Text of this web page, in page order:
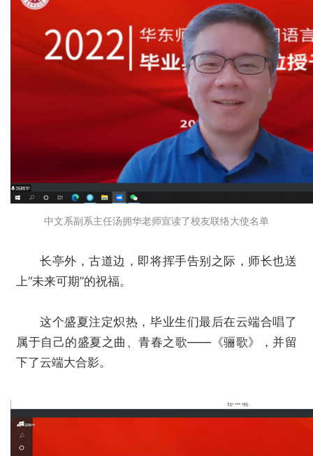
中文系副系主任汤拥华老师宣读了校友联络大使名单
长亭外，古道边，即将挥手告别之际，师长也送
上“未来可期”的祝福。
这个盛夏注定炽热，毕业生们最后在云端合唱了
属于自己的盛夏之曲、青春之歌——《骊歌》，并留
下了云端大合影。